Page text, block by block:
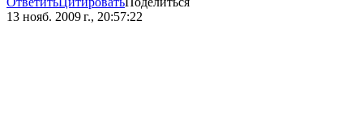
13 нояб. 2009 г., 20:57:22